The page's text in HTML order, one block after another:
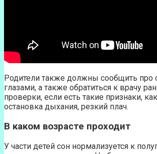
Родители также должны сообщить про
глазами, а также обратиться к врачу
проверки, если есть такие признаки,
остановка дыхания, резкий плач.
В каком возрасте проходит
У части детей сон нормализуется к